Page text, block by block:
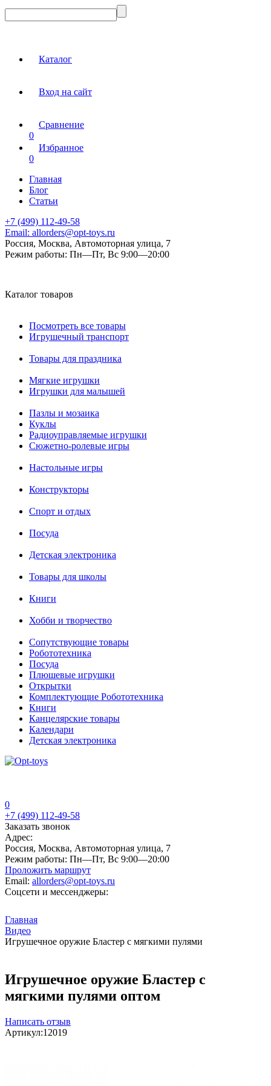
Каталог
Вход на сайт
Сравнение
0
Избранное
0
Главная
Блог
Статьи
+7 (499) 112-49-58
Email: allorders@opt-toys.ru
Россия, Москва, Автомоторная улица, 7
Режим работы: Пн—Пт, Вс 9:00—20:00
Каталог товаров
Посмотреть все товары
Игрушечный транспорт
Товары для праздника
Мягкие игрушки
Игрушки для малышей
Пазлы и мозаика
Куклы
Радиоуправляемые игрушки
Сюжетно-ролевые игры
Настольные игры
Конструкторы
Спорт и отдых
Посуда
Детская электроника
Товары для школы
Книги
Хобби и творчество
Сопутствующие товары
Робототехника
Посуда
Плюшевые игрушки
Открытки
Комплектующие Робототехника
Книги
Канцелярские товары
Календари
Детская электроника
0
+7 (499) 112-49-58
Заказать звонок
Адрес:
Россия, Москва, Автомоторная улица, 7
Режим работы: Пн—Пт, Вс 9:00—20:00
Проложить маршрут
Email: allorders@opt-toys.ru
Соцсети и мессенджеры:
Главная
Видео
Игрушечное оружие Бластер с мягкими пулями
Игрушечное оружие Бластер с
мягкими пулями оптом
Написать отзыв
Артикул:12019